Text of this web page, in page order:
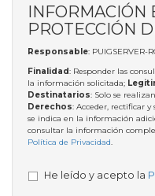
INFORMACIÓN
PROTECCIÓN
Responsable: PUIGSERVER-
Finalidad: Responder las
la información solicitada;
Destinatarios: Solo se
Derechos: Acceder, rectificar
se indica en la información
consultar la información
Política de Privacidad.
He leído y acepto la